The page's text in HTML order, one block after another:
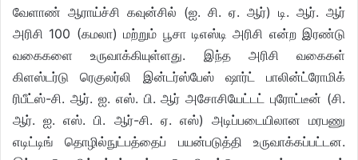
வேளாண் ஆராய்ச்சி கவுன்சில் (ஐ. சி. ஏ. ஆர்) டி. ஆர். ஆர்
அரிசி 100 (கமலா) மற்றும் பூசா டிஎஸ்டி அரிசி என்ற இரண்டு
வகைகளை உருவாக்கியுள்ளது. இந்த அரிசி வகைகள்
கிளஸ்டர்டு ரெகுலர்லி இன்டர்ஸ்பேஸ் ஷார்ட் பாலின்ட்ரோமிக்
ரிபீட்ஸ்-சி. ஆர். ஐ. எஸ். பி. ஆர் அசோசியேட்டட் புரோட்டீன் (சி.
ஆர். ஐ. எஸ். பி. ஆர்-சி. ஏ. எஸ்) அடிப்படையிலான மரபணு
எடிட்டிங் தொழில்நுட்பத்தைப் பயன்படுத்தி உருவாக்கப்பட்டன.